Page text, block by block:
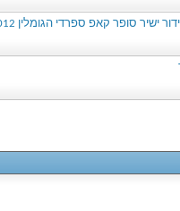
ישיר סופר קאפ ספרדי הגומלין 2012